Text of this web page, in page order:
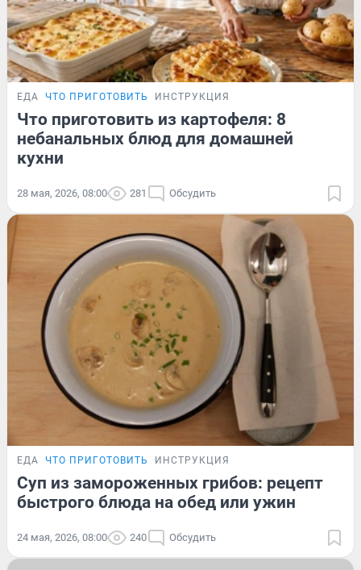
ЕДА ЧТО ПРИГОТОВИТЬ ИНСТРУКЦИЯ
Что приготовить из картофеля: 8
небанальных блюд для домашней
кухни
28 мая, 2026, 08:00 281 Обсудить
ЕДА ЧТО ПРИГОТОВИТЬ ИНСТРУКЦИЯ
Суп из замороженных грибов: рецепт
быстрого блюда на обед или ужин
24 мая, 2026, 08:00 240 Обсудить